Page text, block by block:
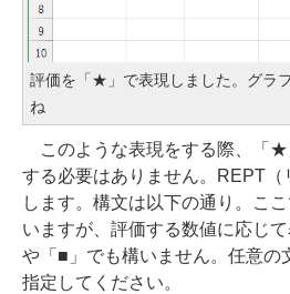
評価を「★」で表現しました。グラ
ね
このような表現をする際、「★
する必要はありません。REPT（
します。構文は以下の通り。こ
いますが、評価する数値に応じ
や「■」でも構いません。任意の
指定してください。